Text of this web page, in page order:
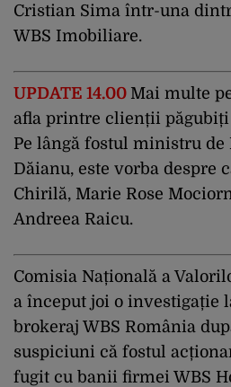
Cristian Sima într-una
WBS Imobiliare.
UPDATE 14.00 Mai multe
afla printre clienții păgubiți
Pe lângă fostul ministru de
Dăianu, este vorba despre
Chirilă, Marie Rose
Andreea Raicu.
Comisia Națională a
a început joi o investigație
brokeraj WBS România
suspiciuni că fostul
fugit cu banii firmei WBS